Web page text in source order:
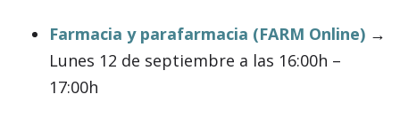
Farmacia y parafarmacia (FARM Online) →
Lunes 12 de septiembre a las 16:00h –
17:00h